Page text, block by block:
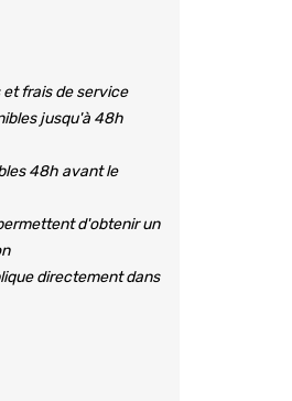
et frais de service
jusqu'à 48h
48h avant le
d'obtenir un
directement dans